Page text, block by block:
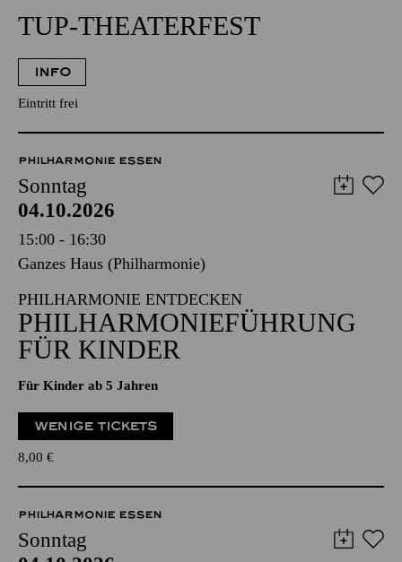
14:00
TUP-THEATERFEST
Eintritt frei
PHILHARMONIE ESSEN
Sonntag
04.10.2026
15:00 - 16:30
Ganzes Haus (Philharmonie)
PHILHARMONIE ENTDECKEN
PHILHARMONIE­FÜHRUNG
Für Kinder ab 5 Jahren
8,00 €